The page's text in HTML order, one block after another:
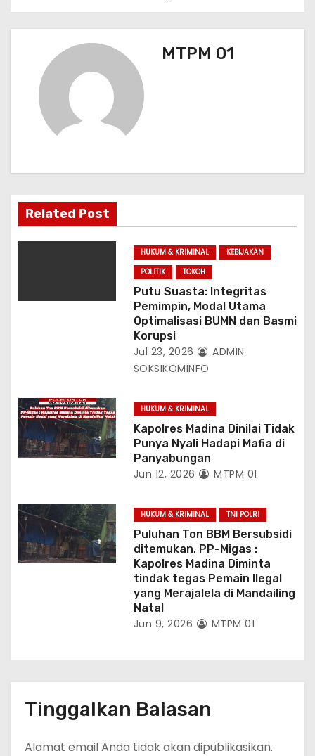
a
s
MTPM 01
Related Post
HUKUM & KRIMINAL
KEBIJAKAN
POLITIK
TOKOH
Putu Suasta: Integritas
Pemimpin, Modal Utama
Optimalisasi BUMN dan Basmi
Korupsi
Jul 23, 2026
ADMIN
SOKSIKOMINFO
HUKUM & KRIMINAL
Kapolres Madina Dinilai Tidak
Punya Nyali Hadapi Mafia di
Panyabungan
Jun 12, 2026 MTPM 01
HUKUM & KRIMINAL TNI POLRI
Puluhan Ton BBM Bersubsidi
ditemukan, PP-Migas :
Kapolres Madina Diminta
tindak tegas Pemain Ilegal
yang Merajalela di Mandailing
Natal
Jun 9, 2026 MTPM 01
Tinggalkan Balasan
Alamat email Anda tidak akan dipublikasikan.